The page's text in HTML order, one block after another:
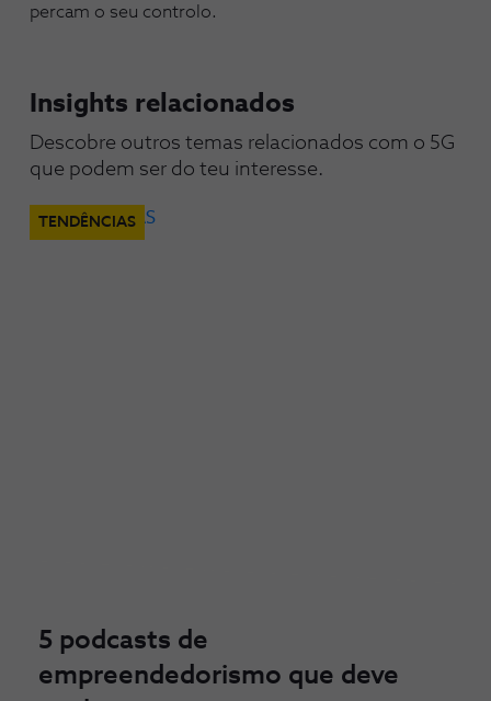
percam o seu controlo.
Insights relacionados
Descobre outros temas relacionados com o 5G
que podem ser do teu interesse.
TENDÊNCIAS
5 podcasts de
empreendedorismo que deve